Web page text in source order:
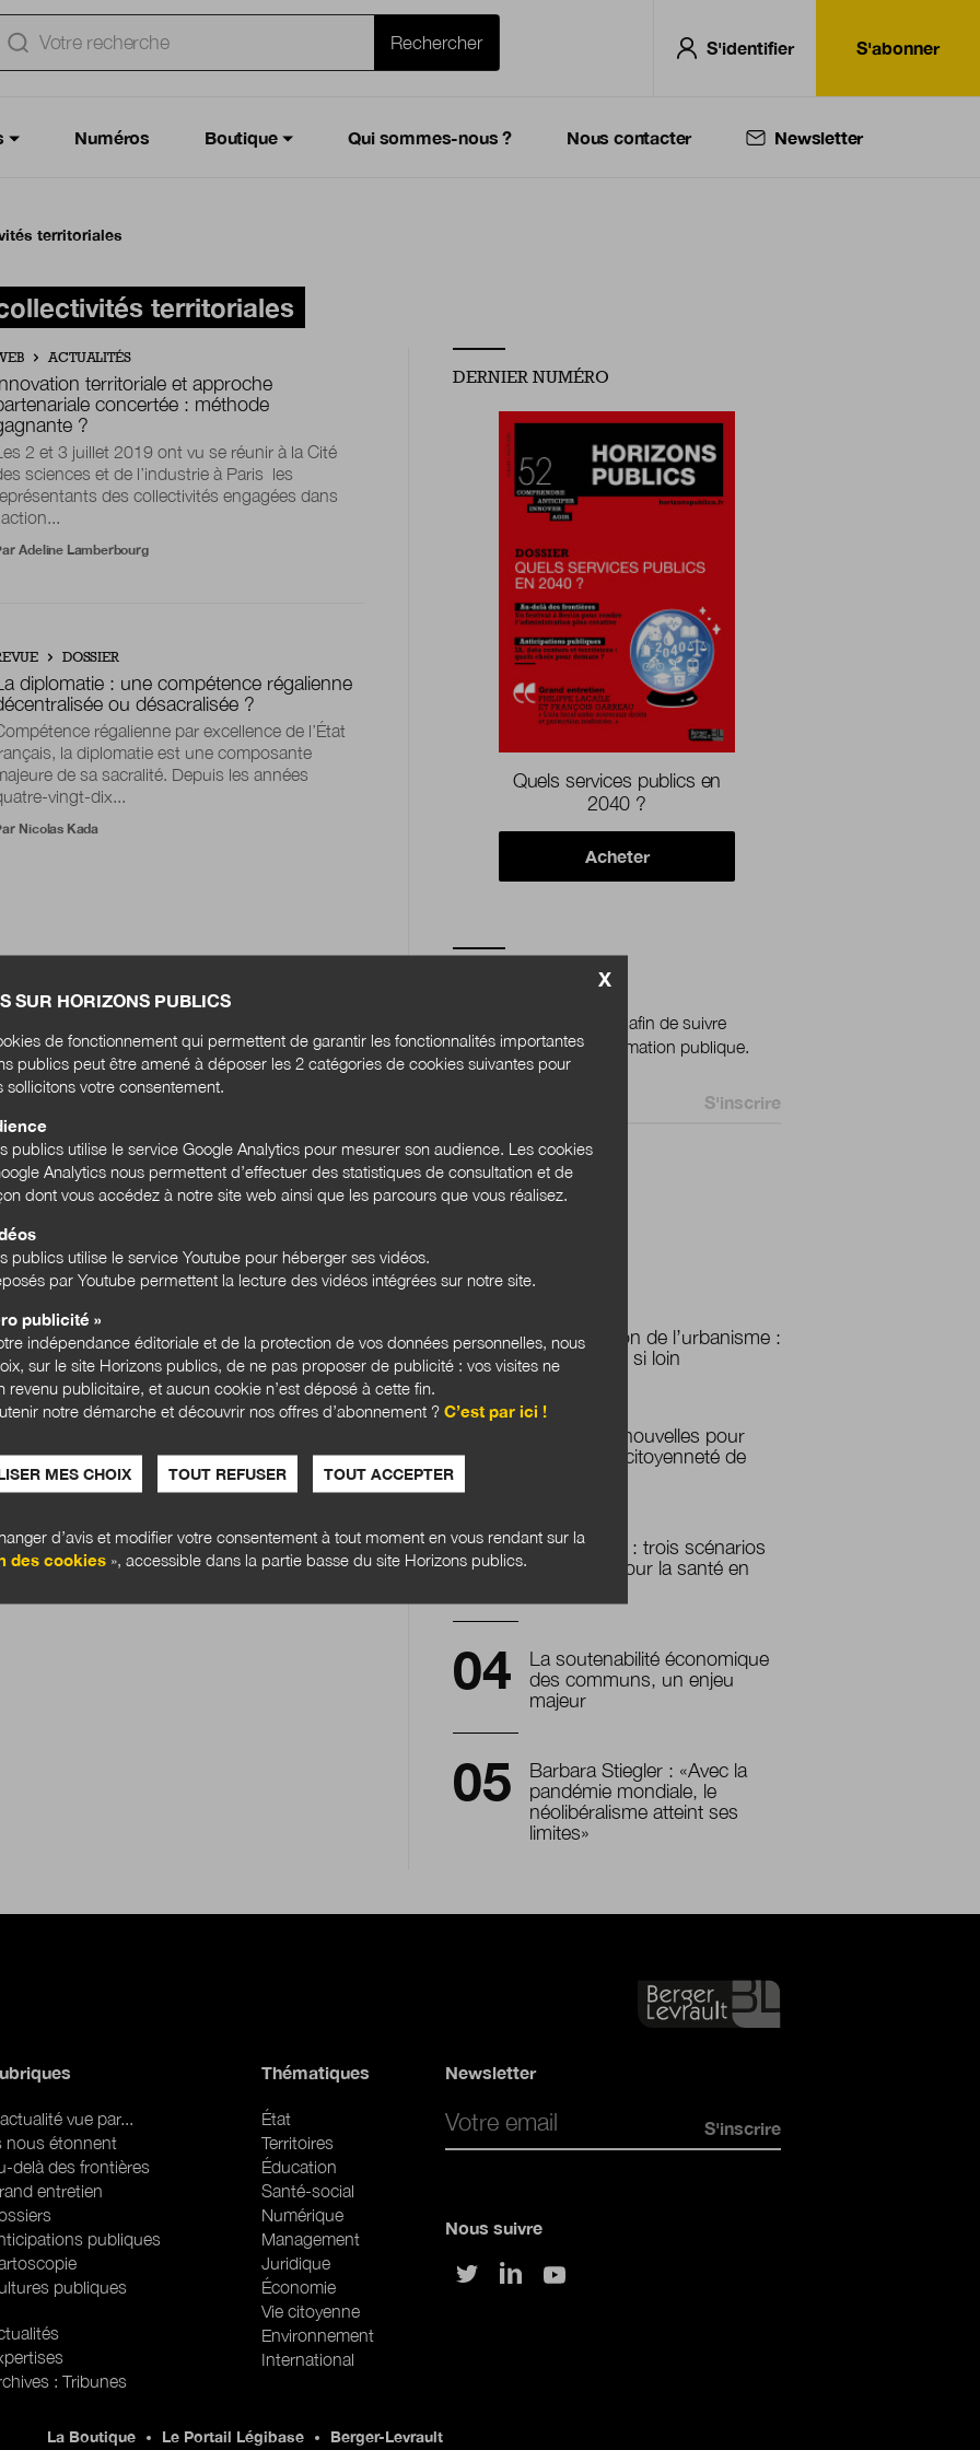
S'identifier S'abonner
Numéros Boutique Qui sommes-nous ? Nous contacter Newsletter
territoriales
territoriales
ACTUALITÉS
territoriale et approche
concertée : méthode
?
2 et 3 juillet 2019 ont vu se réunir à la Cité
sciences et de l’industrie à Paris les
des collectivités engagées dans
Adeline Lamberbourg
DOSSIER
diplomatie : une compétence régalienne
ou désacralisée ?
régalienne par excellence de l’État
la diplomatie est une composante
de sa sacralité. Depuis les années
vingt-dix...
Nicolas Kada
DERNIER NUMÉRO
Quels services publics en
2040 ?
Acheter
Renseignez votre email afin de suivre
l'actualité de la transformation publique.
LES PLUS LUS
Numérisation de l’urbanisme :
si proche et si loin
Des micro-nouvelles pour
imaginer la citoyenneté de
Prospective : trois scénarios
possibles pour la santé en
La soutenabilité économique
des communs, un enjeu
majeur
Barbara Stiegler : «Avec la
pandémie mondiale, le
néolibéralisme atteint ses
limites»
Bloc Bannières
vue par...
nous étonnent
delà des frontières
entretien
publiques
publiques
(web)
: Tribunes
Thématiques
État
Territoires
Éducation
Santé-social
Numérique
Management
Juridique
Économie
Vie citoyenne
Environnement
International
Newsletter
Email *
Nous suivre
sur Twittersur LinkedInsur Youtube
La Boutique Le Portail Légibase Berger-Levrault
X
SUR HORIZONS PUBLICS
de fonctionnement qui permettent de garantir les fonctionnalités importantes
publics peut être amené à déposer les 2 catégories de cookies suivantes pour
sollicitons votre consentement.
publics utilise le service Google Analytics pour mesurer son audience. Les cookies
Analytics nous permettent d’effectuer des statistiques de consultation et de
dont vous accédez à notre site web ainsi que les parcours que vous réalisez.
publics utilise le service Youtube pour héberger ses vidéos.
par Youtube permettent la lecture des vidéos intégrées sur notre site.
publicité »
indépendance éditoriale et de la protection de vos données personnelles, nous
sur le site Horizons publics, de ne pas proposer de publicité : vos visites ne
revenu publicitaire, et aucun cookie n’est déposé à cette fin.
notre démarche et découvrir nos offres d’abonnement ? C’est par ici !
MES CHOIX TOUT REFUSER TOUT ACCEPTER
d’avis et modifier votre consentement à tout moment en vous rendant sur la
des cookies », accessible dans la partie basse du site Horizons publics.